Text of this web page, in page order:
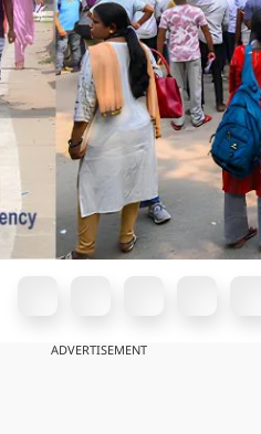
ADVERTISEMENT